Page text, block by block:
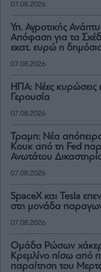
07.08.2026
Υπ. Αγροτικής
Απόφαση για τα
εκατ. ευρώ η
07.08.2026
ΗΠΑ: Νέες κυρώσεις
Γερουσία
07.08.2026
Τραμπ: Νέα
Κουκ από τη Fed
Ανωτάτου
07.08.2026
SpaceX και Tesla
στη μονάδα
07.08.2026
Ομάδα Ρώσων χάκερ
Κρεμλίνο πίσω από
παραίτηση του